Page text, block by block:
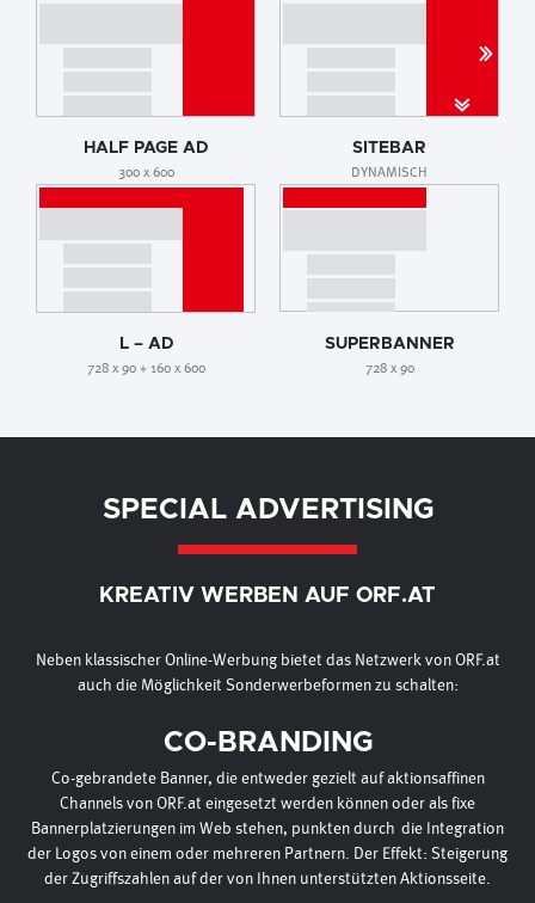
HALF PAGE AD
300 x 600
SITEBAR
DYNAMISCH
L – AD
728 x 90 + 160 x 600
SUPERBANNER
728 x 90
SPECIAL ADVERTISING
KREATIV WERBEN AUF ORF.AT
Neben klassischer Online-Werbung bietet das Netzwerk von ORF.at
auch die Möglichkeit Sonderwerbeformen zu schalten:
CO-BRANDING
Co-gebrandete Banner, die entweder gezielt auf aktionsaffinen
Channels von ORF.at eingesetzt werden können oder als fixe
Bannerplatzierungen im Web stehen, punkten durch die Integration
der Logos von einem oder mehreren Partnern. Der Effekt: Steigerung
der Zugriffszahlen auf der von Ihnen unterstützten Aktionsseite.